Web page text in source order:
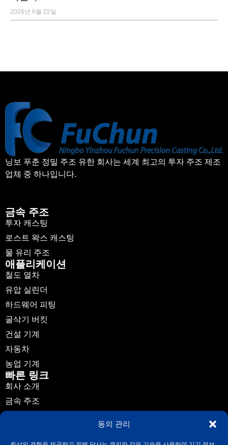
동의 관리
2026년 6월 22일
닝보 푸춘 정밀 주조 유한 회사는 세계 최고의 투자 주조 제조
업체 중 하나입니다.
금속 주조
투자 캐스팅
로스트 왁스 캐스팅
물 유리 주조
애플리케이션
철도 열차
유압 실린더
하드웨어 피팅
굴삭기 버킷
건설 기계
자동차
농업 기계
빠른 링크
회사 소개
금속 주조